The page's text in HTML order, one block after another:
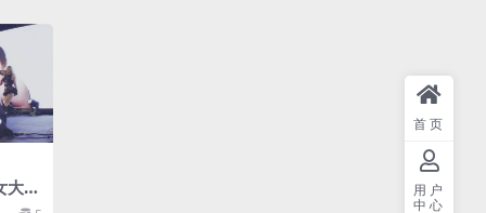
大学
神跳
首页
用户
中心